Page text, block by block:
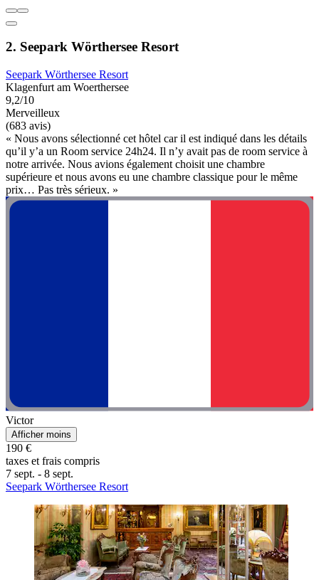
2. Seepark Wörthersee Resort
Seepark Wörthersee Resort
Klagenfurt am Woerthersee
9,2/10
Merveilleux
(683 avis)
« Nous avons sélectionné cet hôtel car il est indiqué dans les détails
qu’il y’a un Room service 24h24. Il n’y avait pas de room service à
notre arrivée. Nous avions également choisit une chambre
supérieure et nous avons eu une chambre classique pour le même
prix… Pas très sérieux. »
Victor
Afficher moins
190 €
taxes et frais compris
7 sept. - 8 sept.
Seepark Wörthersee Resort